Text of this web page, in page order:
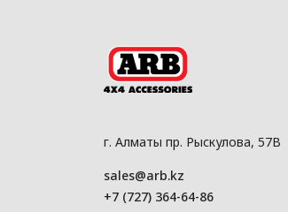
г. Алматы пр. Рыскулова, 57В
sales@arb.kz
+7 (727) 364-64-86